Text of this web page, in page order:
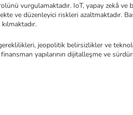
vurgulamaktadır. IoT, yapay zekâ
ve düzenleyici riskleri azaltmaktadır.
jeopolitik belirsizlikler ve
yapılarının dijitalleşme ve